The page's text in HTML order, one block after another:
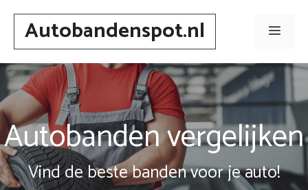
Spring
inhoudAutobandenspot.nl Menu
Autobanden vergelijken
Vind de beste banden voor je auto!